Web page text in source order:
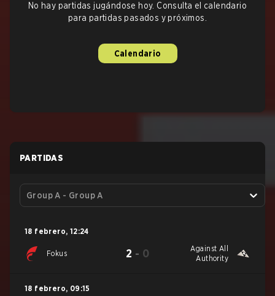
No hay partidas jugándose hoy. Consulta el calendario
para partidas pasados y próximos.
Calendario
PARTIDAS
Group A - Group A
18 febrero, 12:24
Fokus 2 - 0
Against All
Authority
18 febrero, 09:15